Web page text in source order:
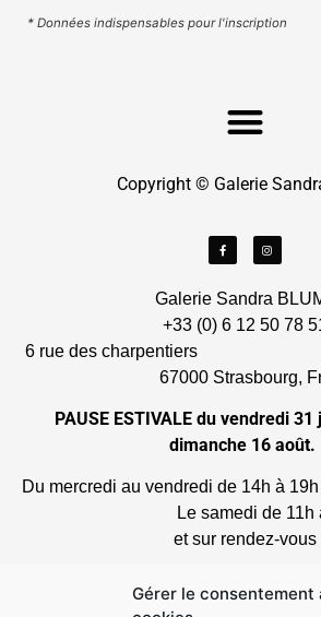
Gérer le consentement
Galerie Sandra
+33 (0) 6 12 50 78
6 rue des
67000 Strasbourg,
PAUSE ESTIVALE du vendredi
dimanche 16 août.
Du mercredi au vendredi
Le samedi de 11h
et sur rendez-vous
* Les prix sont indiqués en
TVA non applicable, article 293B du
* Données indispensables pour l'inscription
Copyright © Galerie